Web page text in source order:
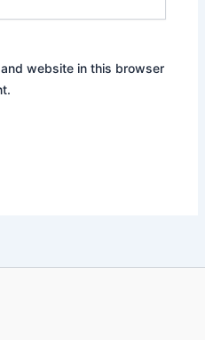
website in this browser